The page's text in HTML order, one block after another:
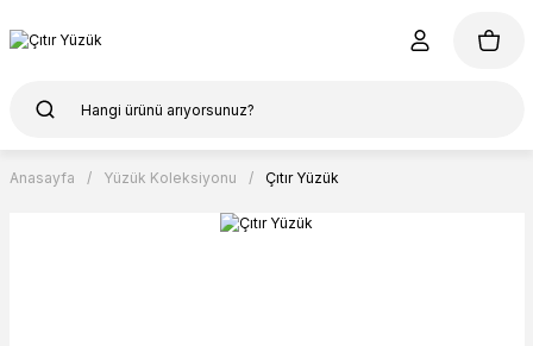
Anasayfa Yüzük Koleksiyonu Çıtır Yüzük